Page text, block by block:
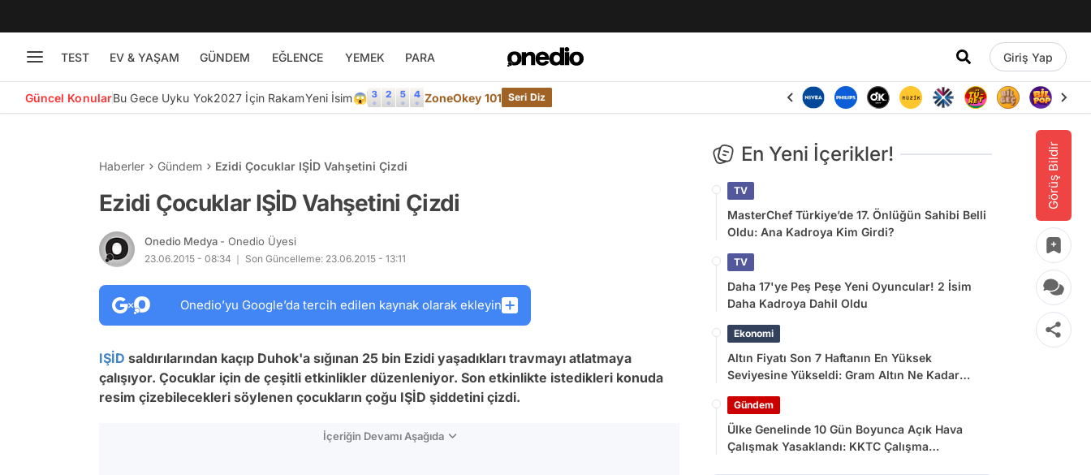
TEST EV & YAŞAM GÜNDEM EĞLENCE YEMEK PARA Giriş Yap
Güncel KonularBu Gece Uyku Yok2027 İçin RakamYeni İsim😱 ZoneOkey 101 Seri Diz
Görüş Bildir
Haberler Gündem Ezidi Çocuklar IŞİD Vahşetini Çizdi
Ezidi Çocuklar IŞİD Vahşetini Çizdi
Onedio Medya - Onedio Üyesi
23.06.2015 - 08:34 Son Güncelleme: 23.06.2015 - 13:11
Onedio’yu Google’da tercih edilen kaynak olarak ekleyin
IŞİD saldırılarından kaçıp Duhok'a sığınan 25 bin Ezidi yaşadıkları travmayı atlatmaya
çalışıyor. Çocuklar için de çeşitli etkinlikler düzenleniyor. Son etkinlikte istedikleri konuda
resim çizebilecekleri söylenen çocukların çoğu IŞİD şiddetini çizdi.
İçeriğin Devamı Aşağıda
En Yeni İçerikler!
TV
MasterChef Türkiye’de 17. Önlüğün Sahibi Belli
Oldu: Ana Kadroya Kim Girdi?
TV
Daha 17'ye Peş Peşe Yeni Oyuncular! 2 İsim
Daha Kadroya Dahil Oldu
Ekonomi
Altın Fiyatı Son 7 Haftanın En Yüksek
Seviyesine Yükseldi: Gram Altın Ne Kadar
Gündem
Ülke Genelinde 10 Gün Boyunca Açık Hava
Çalışmak Yasaklandı: KKTC Çalışma